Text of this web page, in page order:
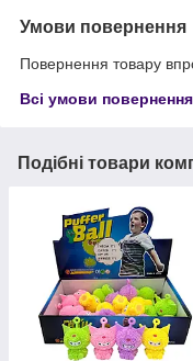
Умови повернення
Повернення товару
Всі умови повернення
Подібні товари